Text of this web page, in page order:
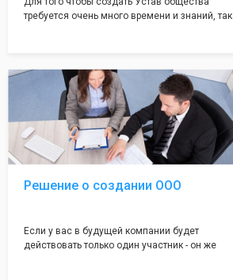
требуется очень много времени и знаний, так
Наша компания предоставит вам свой
уникальный Устав Общества, который
подойдет для любой компании. Устав,
сделанный нашими профессиональными
юристами, успешно проходит регистрацию в
налоговой инспекции!
Решение о создании ООО
Если у вас в будущей компании будет
действовать только один участник - он же